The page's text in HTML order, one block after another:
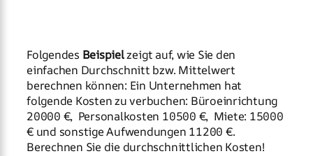
Folgendes Beispielzeigt auf, wie Sie den
einfachen Durchschnitt bzw. Mittelwert
berechnen können: Ein Unternehmen hat
folgende Kosten zu verbuchen: Büroeinrichtung
20000 €, Personalkosten 10500 €, Miete: 15000
€ und sonstige Aufwendungen 11200 €.
Berechnen Sie die durchschnittlichen Kosten!